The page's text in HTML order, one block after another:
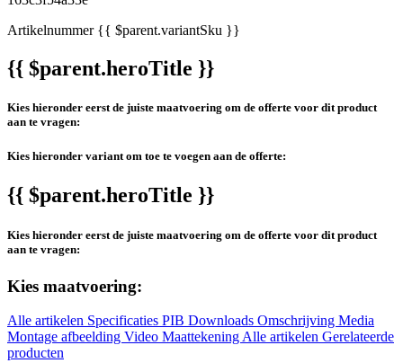
Artikelnummer{{ $parent.variantSku }}
{{ $parent.heroTitle }}
Kies hieronder eerst de juiste maatvoering om de offerte voor dit product
aan te vragen:
Kies hieronder variant om toe te voegen aan de offerte:
{{ $parent.heroTitle }}
Kies hieronder eerst de juiste maatvoering om de offerte voor dit product
aan te vragen:
Kies maatvoering:
Alle artikelen Specificaties PIB Downloads Omschrijving Media
Montage afbeelding Video MaattekeningAlle artikelen Gerelateerde
producten